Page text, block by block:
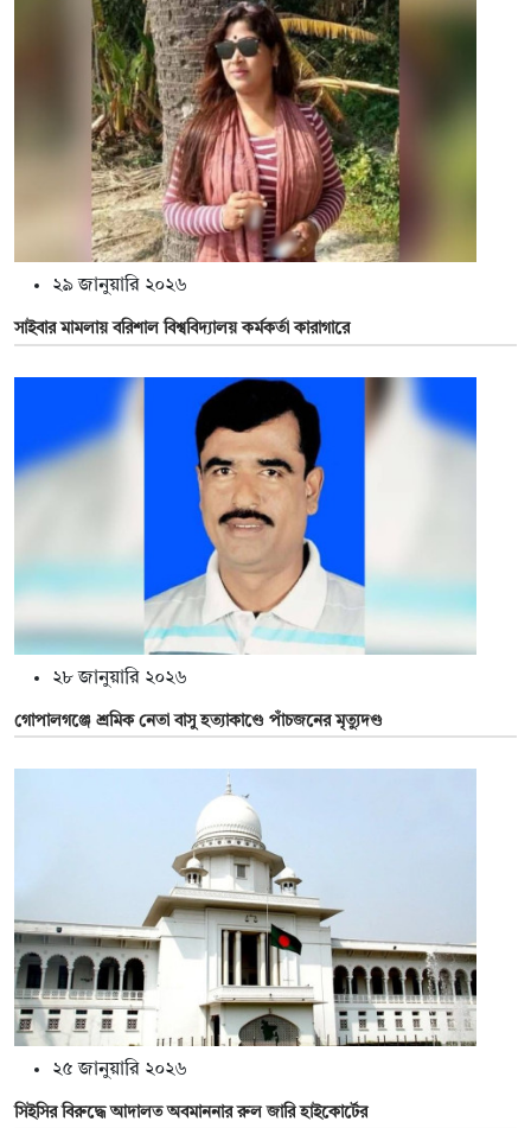
২৯ জানুয়ারি ২০২৬
সাইবার মামলায় বরিশাল বিশ্ববিদ্যালয় কর্মকর্তা কারাগারে
২৮ জানুয়ারি ২০২৬
গোপালগঞ্জে শ্রমিক নেতা বাসু হত্যাকাণ্ডে পাঁচজনের মৃত্যুদণ্ড
২৫ জানুয়ারি ২০২৬
সিইসির বিরুদ্ধে আদালত অবমাননার রুল জারি হাইকোর্টের